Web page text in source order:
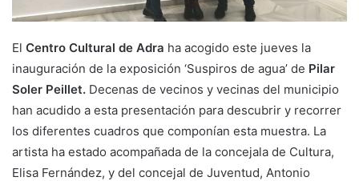
El Centro Cultural de Adra ha acogido este jueves la
inauguración de la exposición ‘Suspiros de agua’ de Pilar
Soler Peillet. Decenas de vecinos y vecinas del municipio
han acudido a esta presentación para descubrir y recorrer
los diferentes cuadros que componían esta muestra. La
artista ha estado acompañada de la concejala de Cultura,
Elisa Fernández, y del concejal de Juventud, Antonio